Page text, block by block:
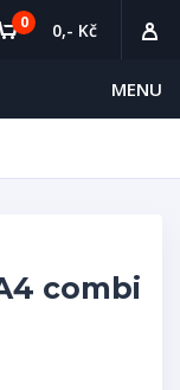
MENU
0 0,- Kč
combi